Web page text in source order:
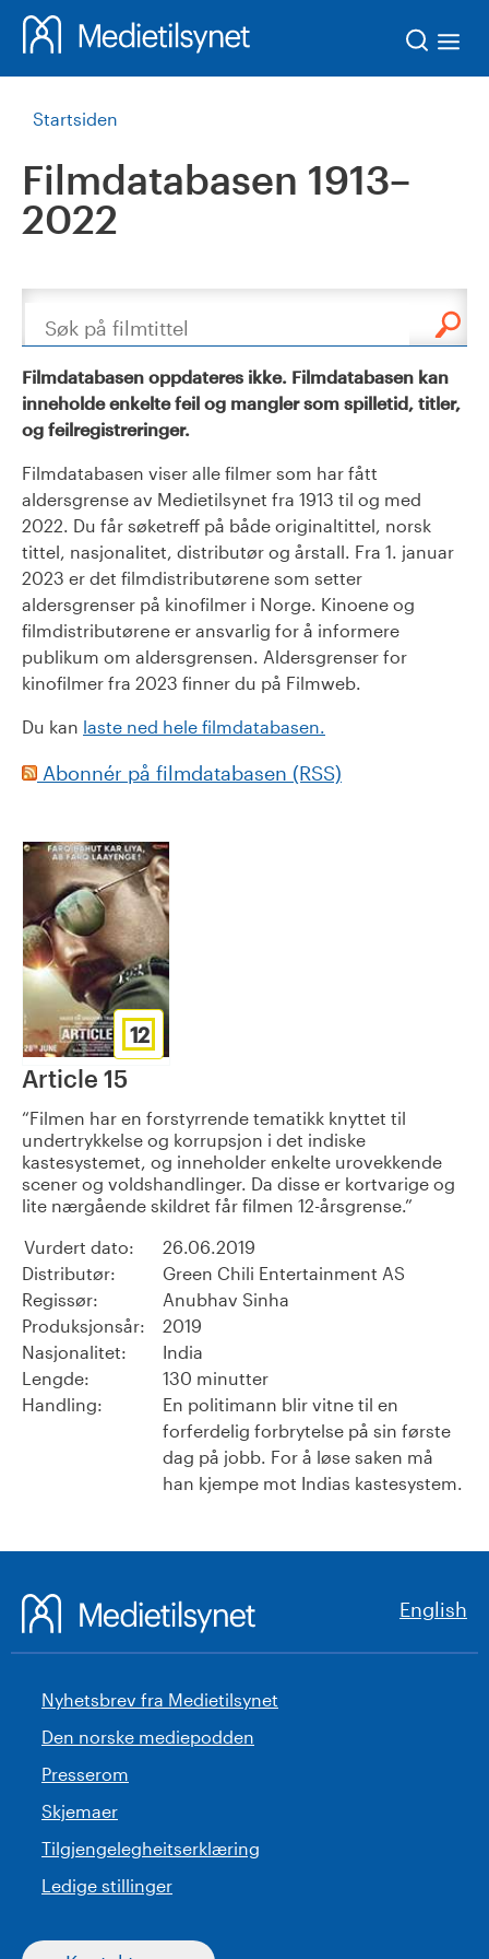
Startsiden
Filmdatabasen 1913–
2022
Søk
Filmdatabasen oppdateres ikke. Filmdatabasen kan
inneholde enkelte feil og mangler som spilletid, titler,
og feilregistreringer.
Filmdatabasen viser alle filmer som har fått
aldersgrense av Medietilsynet fra 1913 til og med
2022. Du får søketreff på både originaltittel, norsk
tittel, nasjonalitet, distributør og årstall. Fra 1. januar
2023 er det filmdistributørene som setter
aldersgrenser på kinofilmer i Norge. Kinoene og
filmdistributørene er ansvarlig for å informere
publikum om aldersgrensen. Aldersgrenser for
kinofilmer fra 2023 finner du på Filmweb.
Du kan laste ned hele filmdatabasen.
Abonnér på filmdatabasen (RSS)
12
Article 15
Filmen har en forstyrrende tematikk knyttet til
undertrykkelse og korrupsjon i det indiske
kastesystemet, og inneholder enkelte urovekkende
scener og voldshandlinger. Da disse er kortvarige og
lite nærgående skildret får filmen 12-årsgrense.
Vurdert dato:
26.06.2019
Distributør:
Green Chili Entertainment AS
Regissør:
Anubhav Sinha
Produksjonsår:
2019
Nasjonalitet:
India
Lengde:
130 minutter
Handling:
En politimann blir vitne til en
forferdelig forbrytelse på sin første
dag på jobb. For å løse saken må
han kjempe mot Indias kastesystem.
English
Nyhetsbrev fra Medietilsynet
Den norske mediepodden
Presserom
Skjemaer
Tilgjengelegheitserklæring
Ledige stillinger